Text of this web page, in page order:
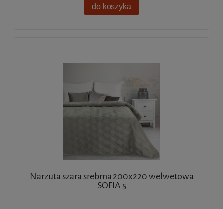
do koszyka
Narzuta szara srebrna 200x220 welwetowa
SOFIA 5